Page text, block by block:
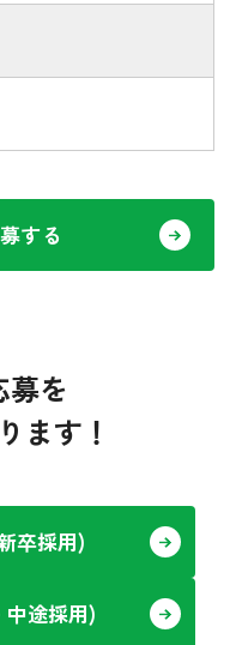
する
募を
ます！
卒採用)
途採用)